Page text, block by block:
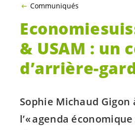
Communiqués
& USAM : un
d’arrière-
Sophie Michaud Gigon
l’« agenda économique